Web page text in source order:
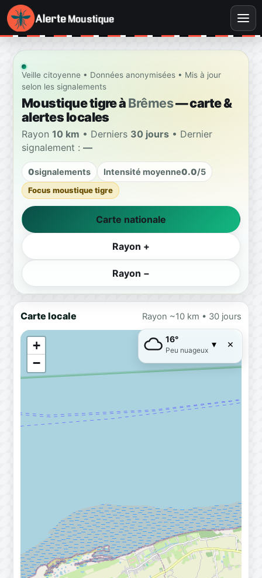
Veille citoyenne • Données anonymisées • Mis à jour
selon les signalements
Moustique tigre àBrêmes— carte &
alertes locales
Rayon 10 km • Derniers 30 jours • Dernier
signalement : —
0signalements Intensité moyenne0.0/5
Focus moustique tigre
Carte nationale
Rayon +
Rayon −
Carte locale Rayon ~10 km • 30 jours
+
−
16°
Peu nuageux ▾ ×